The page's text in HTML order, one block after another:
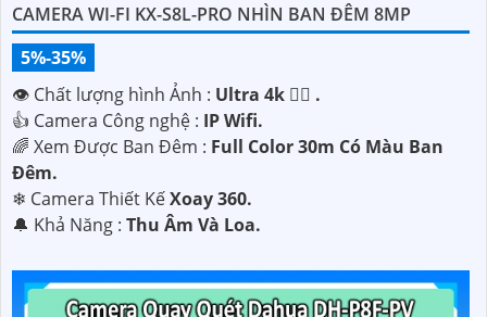
CAMERA WI-FI KX-S8L-PRO NHÌN BAN ĐÊM 8MP
5%-35%
👁 Chất lượng hình Ảnh : Ultra 4k 👍🏾 .
👍 Camera Công nghệ : IP Wifi.
🌈 Xem Được Ban Đêm : Full Color 30m Có Màu Ban
Ðêm.
❄ Camera Thiết KếXoay 360.
️🔔 Khả Năng : Thu Âm Và Loa.